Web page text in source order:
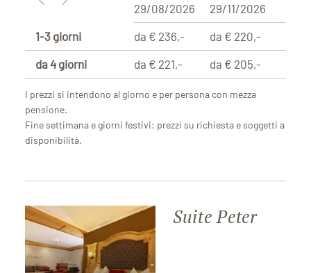
29/08/2026
29/11/2026
1-3 giorni
da 4 giorni
da € 236,-
da € 221,-
da € 220,-
da € 205,-
I prezzi si intendono al giorno e per persona con mezza
pensione.
Fine settimana e giorni festivi: prezzi su richiesta e soggetti a
disponibilità.
Suite Peter